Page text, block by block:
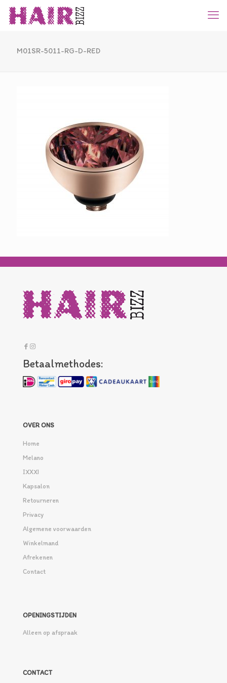
M01SR-5011-RG-D-RED
Betaalmethodes:
OVER ONS
Home
Melano
IXXXI
Kapsalon
Retourneren
Privacy
Algemene voorwaarden
Winkelmand
Afrekenen
Contact
OPENINGSTIJDEN
Alleen op afspraak
CONTACT